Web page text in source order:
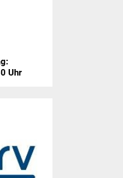
Informationen
Schulreifes Kind
Uhr